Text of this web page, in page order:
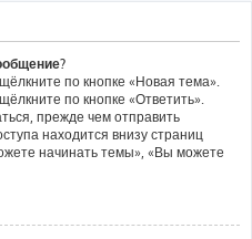
по кнопке «Новая тема».
по кнопке «Ответить».
прежде чем отправить
находится внизу страниц
начинать темы», «Вы можете